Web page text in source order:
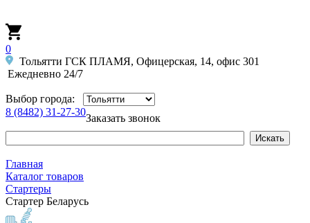
0
Тольятти ГСК ПЛАМЯ, Офицерская, 14, офис 301
Ежедневно 24/7
Выбор города:
8 (8482) 31-27-30
Заказать звонок
Главная
Каталог товаров
Стартеры
Стартер Беларусь